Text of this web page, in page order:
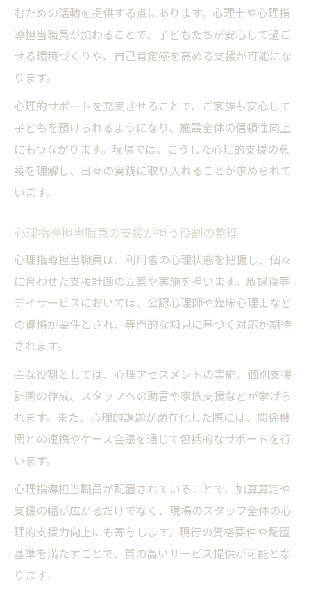
むための活動を提供する点にあります。心理士や心理指
導担当職員が加わることで、子どもたちが安心して過ご
せる環境づくりや、自己肯定感を高める支援が可能にな
ります。
心理的サポートを充実させることで、ご家族も安心して
子どもを預けられるようになり、施設全体の信頼性向上
にもつながります。現場では、こうした心理的支援の意
義を理解し、日々の実践に取り入れることが求められて
います。
心理指導担当職員の支援が担う役割の整理
心理指導担当職員は、利用者の心理状態を把握し、個々
に合わせた支援計画の立案や実施を担います。放課後等
デイサービスにおいては、公認心理師や臨床心理士など
の資格が要件とされ、専門的な知見に基づく対応が期待
されます。
主な役割としては、心理アセスメントの実施、個別支援
計画の作成、スタッフへの助言や家族支援などが挙げら
れます。また、心理的課題が顕在化した際には、関係機
関との連携やケース会議を通じて包括的なサポートを行
います。
心理指導担当職員が配置されていることで、加算算定や
支援の幅が広がるだけでなく、現場のスタッフ全体の心
理的支援力向上にも寄与します。現行の資格要件や配置
基準を満たすことで、質の高いサービス提供が可能とな
ります。